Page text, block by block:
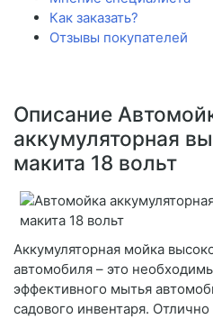
Как заказать?
Отзывы покупателей
Описание
аккумуляторная
макита 18 вольт
Аккумуляторная мойка
автомобиля – это
эффективного мытья
садового инвентаря.